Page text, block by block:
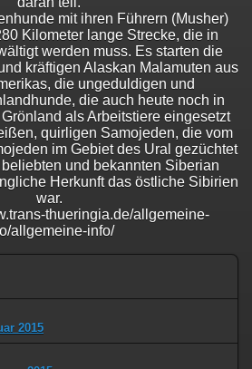
mit ihren Führern (Musher)
Kilometer lange Strecke, die in
werden muss. Es starten die
kräftigen Alaskan Malamuten aus
die ungeduldigen und
die auch heute noch in
als Arbeitstiere eingesetzt
quirligen Samojeden, die vom
im Gebiet des Ural gezüchtet
und bekannten Siberian
Herkunft das östliche Sibirien
war.
thueringia.de/allgemeine-
allgemeine-info/
2015